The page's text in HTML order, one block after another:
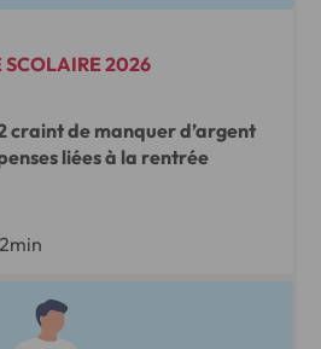
SCOLAIRE 2026
craint de manquer d’argent
liées à la rentrée
2min